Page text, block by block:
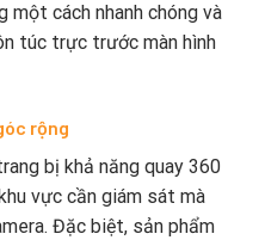
một cách nhanh chóng và
túc trực trước màn hình
rộng
bị khả năng quay 360
vực cần giám sát mà
Đặc biệt, sản phẩm